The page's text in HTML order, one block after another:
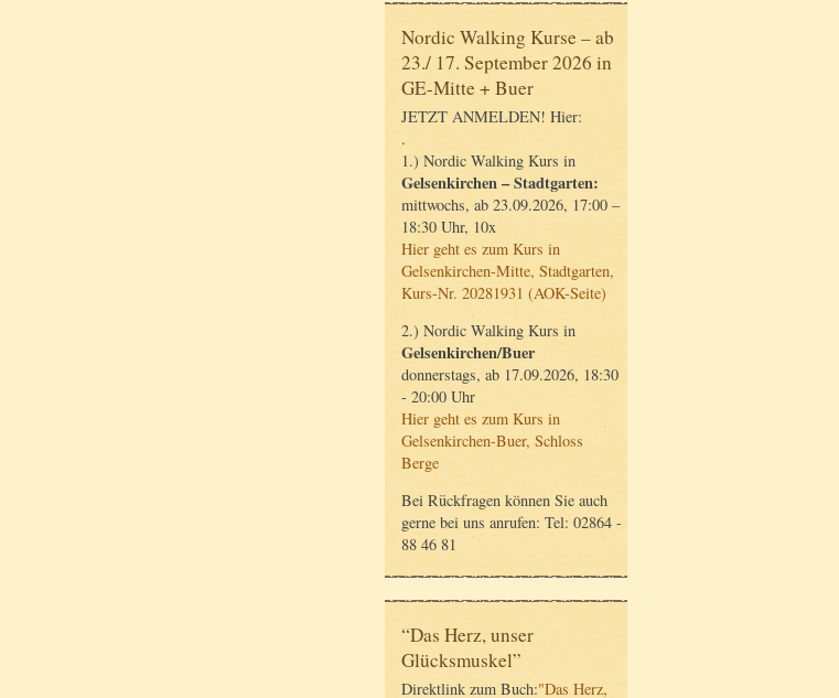
Nordic Walking Kurse – ab
23./ 17. September 2026 in
GE-Mitte + Buer
JETZT ANMELDEN! Hier:
.
1.) Nordic Walking Kurs in
Gelsenkirchen – Stadtgarten:
mittwochs, ab 23.09.2026, 17:00 –
18:30 Uhr, 10x
Hier geht es zum Kurs in
Gelsenkirchen-Mitte, Stadtgarten,
Kurs-Nr. 20281931 (AOK-Seite)
2.) Nordic Walking Kurs in
Gelsenkirchen/Buer
donnerstags, ab 17.09.2026, 18:30
- 20:00 Uhr
Hier geht es zum Kurs in
Gelsenkirchen-Buer, Schloss
Berge
Bei Rückfragen können Sie auch
gerne bei uns anrufen: Tel: 02864 -
88 46 81
“Das Herz, unser
Glücksmuskel”
Direktlink zum Buch:"Das Herz,